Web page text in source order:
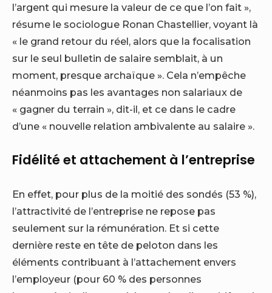
l’argent qui mesure la valeur de ce que l’on fait »,
résume le sociologue Ronan Chastellier, voyant là
« le grand retour du réel, alors que la focalisation
sur le seul bulletin de salaire semblait, à un
moment, presque archaïque ». Cela n’empêche
néanmoins pas les avantages non salariaux de
« gagner du terrain », dit-il, et ce dans le cadre
d’une « nouvelle relation ambivalente au salaire ».
Fidélité et attachement à l’entreprise
En effet, pour plus de la moitié des sondés (53 %),
l’attractivité de l’entreprise ne repose pas
seulement sur la rémunération. Et si cette
dernière reste en tête de peloton dans les
éléments contribuant à l’attachement envers
l’employeur (pour 60 % des personnes